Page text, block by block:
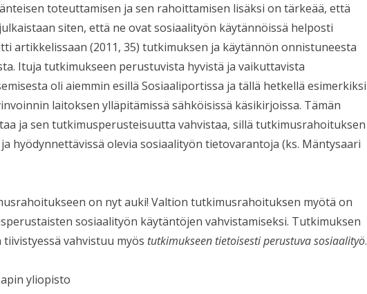
toteuttamisen ja sen rahoittamisen lisäksi on tärkeää, että
siten, että ne ovat sosiaalityön käytännöissä helposti
artikkelissaan (2011, 35) tutkimuksen ja käytännön onnistuneesta
Ituja tutkimukseen perustuvista hyvistä ja vaikuttavista
oli aiemmin esillä Sosiaaliportissa ja tällä hetkellä esimerkiksi
laitoksen ylläpitämissä sähköisissä käsikirjoissa. Tämän
ja sen tutkimusperusteisuutta vahvistaa, sillä tutkimusrahoituksen
hyödynnettävissä olevia sosiaalityön tietovarantoja (ks. Mäntysaari
on nyt auki! Valtion tutkimusrahoituksen myötä on
sosiaalityön käytäntöjen vahvistamiseksi. Tutkimuksen
vahvistuu myös tutkimukseen tietoisesti perustuva sosiaalityö.
yliopisto